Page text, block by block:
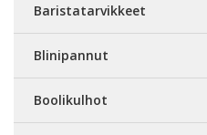
Baristatarvikkeet
Blinipannut
Boolikulhot